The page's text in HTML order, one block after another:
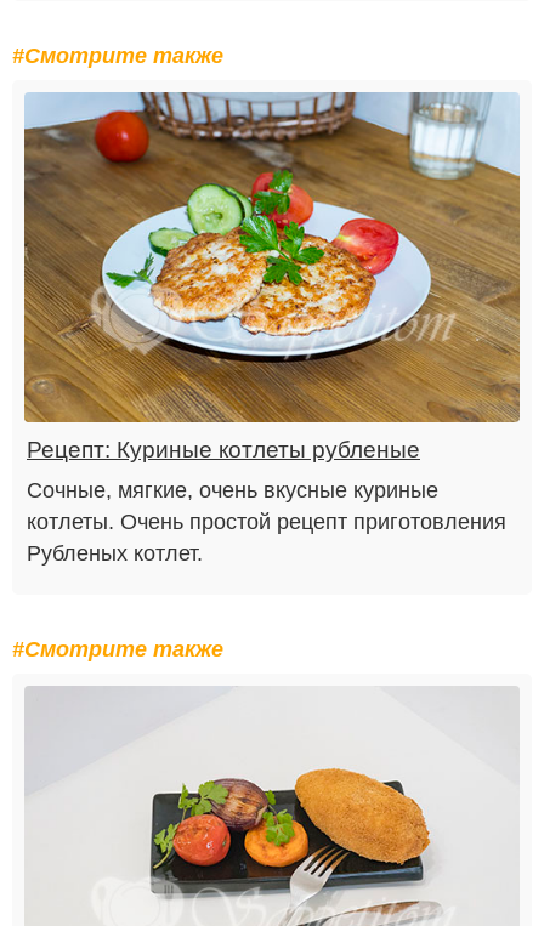
#Смотрите также
Рецепт: Куриные котлеты рубленые
Сочные, мягкие, очень вкусные куриные
котлеты. Очень простой рецепт приготовления
Рубленых котлет.
#Смотрите также